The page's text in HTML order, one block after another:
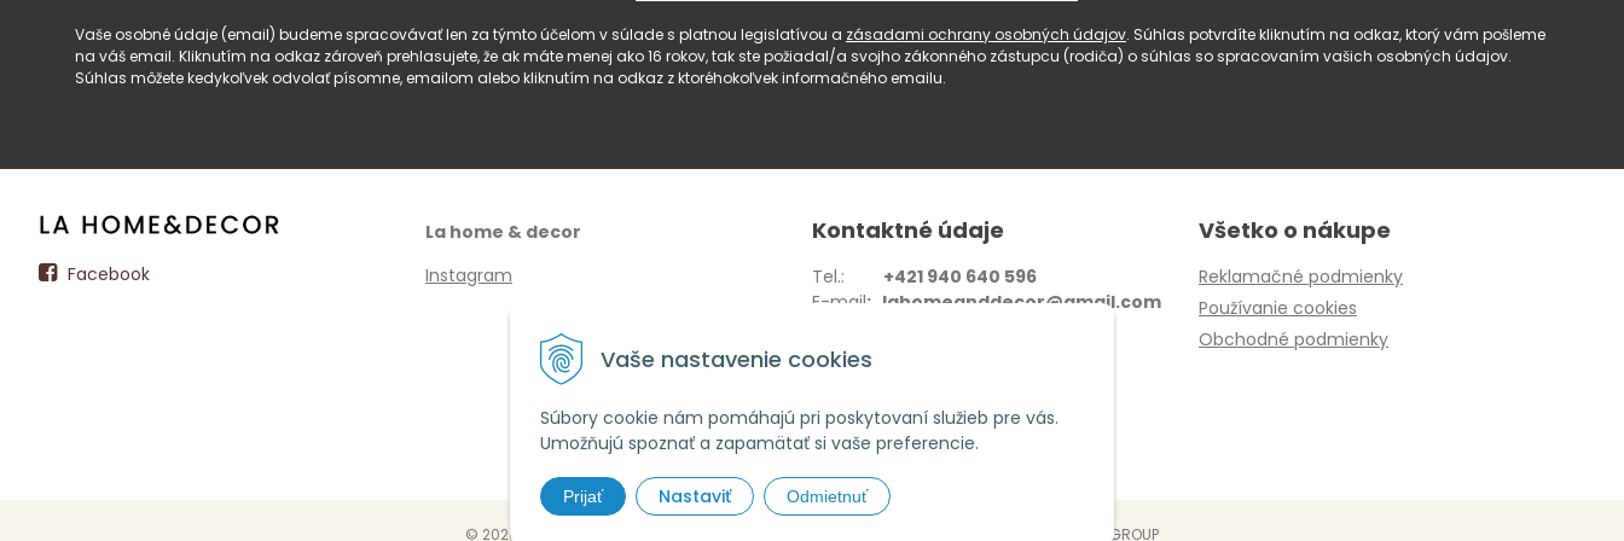
Vaše nastavenie cookies
Súbory cookie nám pomáhajú pri poskytovaní služieb pre vás.
Umožňujú spoznať a zapamätať si vaše preferencie.
Prijať Nastaviť Odmietnuť
Vaše osobné údaje (email) budeme spracovávať len za týmto účelom v súlade s platnou legislatívou a zásadami ochrany osobných údajov. Súhlas potvrdíte kliknutím na odkaz, ktorý vám pošleme
na váš email. Kliknutím na odkaz zároveň prehlasujete, že ak máte menej ako 16 rokov, tak ste požiadal/a svojho zákonného zástupcu (rodiča) o súhlas so spracovaním vašich osobných údajov.
Súhlas môžete kedykoľvek odvolať písomne, emailom alebo kliknutím na odkaz z ktoréhokoľvek informačného emailu.
Facebook
La home & decor
Instagram
Kontaktné údaje
Tel.: +421 940 640 596
E-mail: lahomeanddecor@gmail.com
Adresa:
Všetko o nákupe
Reklamačné podmienky
Používanie cookies
Obchodné podmienky
© 2026 La home & decor • WEBYGROUP